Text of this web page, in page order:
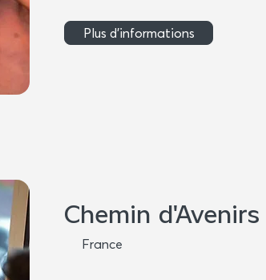
Plus d'informations
Chemin d'Avenirs
France